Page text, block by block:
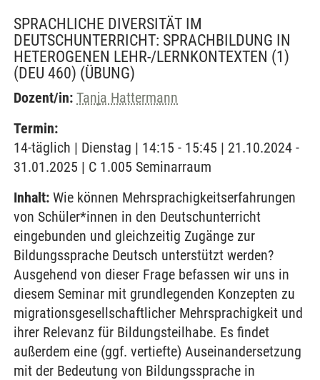
SPRACHLICHE DIVERSITÄT IM
DEUTSCHUNTERRICHT: SPRACHBILDUNG IN
HETEROGENEN LEHR-/LERNKONTEXTEN (1)
(DEU 460) (ÜBUNG)
Dozent/in: Tanja Hattermann
Termin:
14-täglich | Dienstag | 14:15 - 15:45 | 21.10.2024 -
31.01.2025 | C 1.005 Seminarraum
Inhalt: Wie können Mehrsprachigkeitserfahrungen
von Schüler*innen in den Deutschunterricht
eingebunden und gleichzeitig Zugänge zur
Bildungssprache Deutsch unterstützt werden?
Ausgehend von dieser Frage befassen wir uns in
diesem Seminar mit grundlegenden Konzepten zu
migrationsgesellschaftlicher Mehrsprachigkeit und
ihrer Relevanz für Bildungsteilhabe. Es findet
außerdem eine (ggf. vertiefte) Auseinandersetzung
mit der Bedeutung von Bildungssprache in